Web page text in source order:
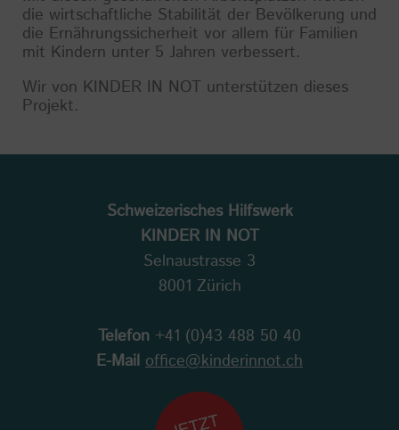
die wirtschaftliche Stabilität der Bevölkerung und
die Ernährungssicherheit vor allem für Familien
mit Kindern unter 5 Jahren verbessert.
Wir von KINDER IN NOT unterstützen dieses
Projekt.
Schweizerisches Hilfswerk
KINDER IN NOT
Selnaustrasse 3
8001 Zürich
Telefon +41 (0)43 488 50 40
E-Mail office@kinderinnot.ch